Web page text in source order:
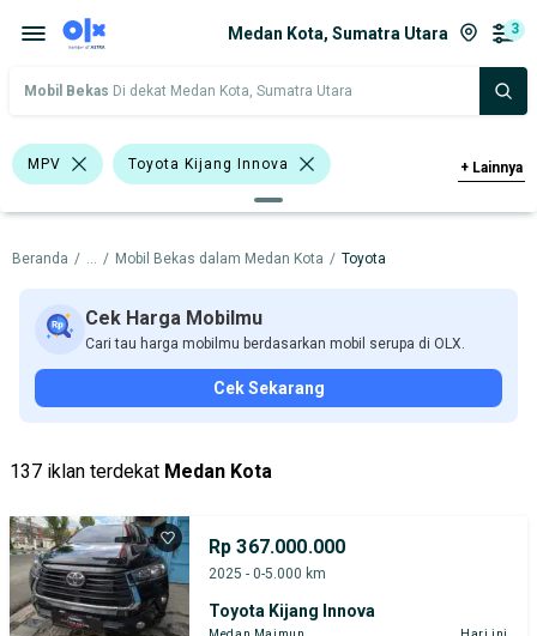
Medan Kota, Sumatra Utara 3
Mobil Bekas Di dekat Medan Kota, Sumatra Utara
MPV Toyota Kijang Innova
Toyota
Harga Merek Dan Model Tahun
Tipe Bodi Tipe Membership
+ Lainnya
Beranda / ... / Mobil Bekas dalam Medan Kota / Toyota
Cek Harga Mobilmu
Cari tau harga mobilmu berdasarkan mobil serupa di OLX.
Cek Sekarang
137 iklan terdekat Medan Kota
Rp 367.000.000
2025 - 0-5.000 km
Toyota Kijang Innova